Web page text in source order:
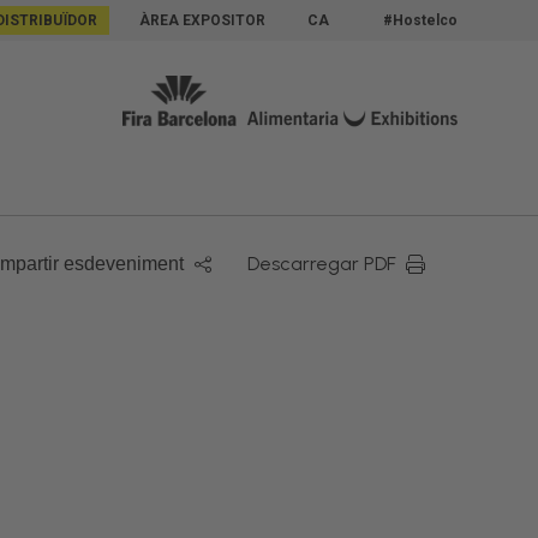
ÀREA EXPOSITOR CA #Hostelco
esdeveniment Descarregar PDF